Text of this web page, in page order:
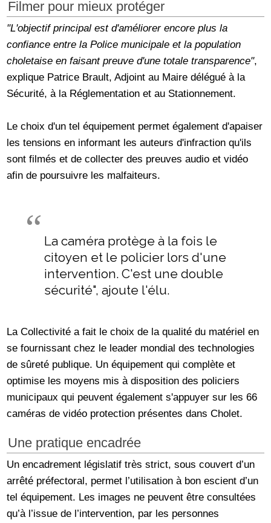
Filmer pour mieux protéger
"L'objectif principal est d'améliorer encore plus la
confiance entre la Police municipale et la population
choletaise en faisant preuve d'une totale transparence",
explique Patrice Brault, Adjoint au Maire délégué à la
Sécurité, à la Réglementation et au Stationnement.
Le choix d'un tel équipement permet également d'apaiser
les tensions en informant les auteurs d'infraction qu'ils
sont filmés et de collecter des preuves audio et vidéo
afin de poursuivre les malfaiteurs.
La caméra protège à la fois le
citoyen et le policier lors d'une
intervention. C'est une double
sécurité", ajoute l'élu.
La Collectivité a fait le choix de la qualité du matériel en
se fournissant chez le leader mondial des technologies
de sûreté publique. Un équipement qui complète et
optimise les moyens mis à disposition des policiers
municipaux qui peuvent également s'appuyer sur les 66
caméras de vidéo protection présentes dans Cholet.
Une pratique encadrée
Un encadrement législatif très strict, sous couvert d’un
arrêté préfectoral, permet l’utilisation à bon escient d’un
tel équipement. Les images ne peuvent être consultées
qu’à l’issue de l’intervention, par les personnes